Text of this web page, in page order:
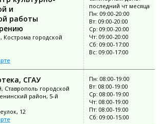
и
работы
Кострома городской
последний чт месяца
Пн: 09:00-20:00
Вт: 09:00-20:00
Ср: 09:00-20:00
Чт: 09:00-20:00
Сб: 09:00-17:00
Вс: 09:00-17:00
СГАУ
Ставрополь городской
район, 5-й
12
Пн: 08:00-19:00
Вт: 08:00-19:00
Ср: 08:00-19:00
Чт: 08:00-19:00
Пт: 08:00-19:00
Сб: 09:00-15:00